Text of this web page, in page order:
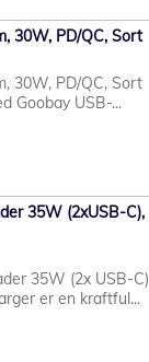
30W, PD/QC, Sort
30W, PD/QC, Sort
Goobay USB-...
35W (2xUSB-C),
35W (2x USB-C)
er en kraftful...